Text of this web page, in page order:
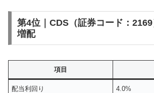
第4位｜CDS（証券コード：
増配
項目
配当利回り 4.0%